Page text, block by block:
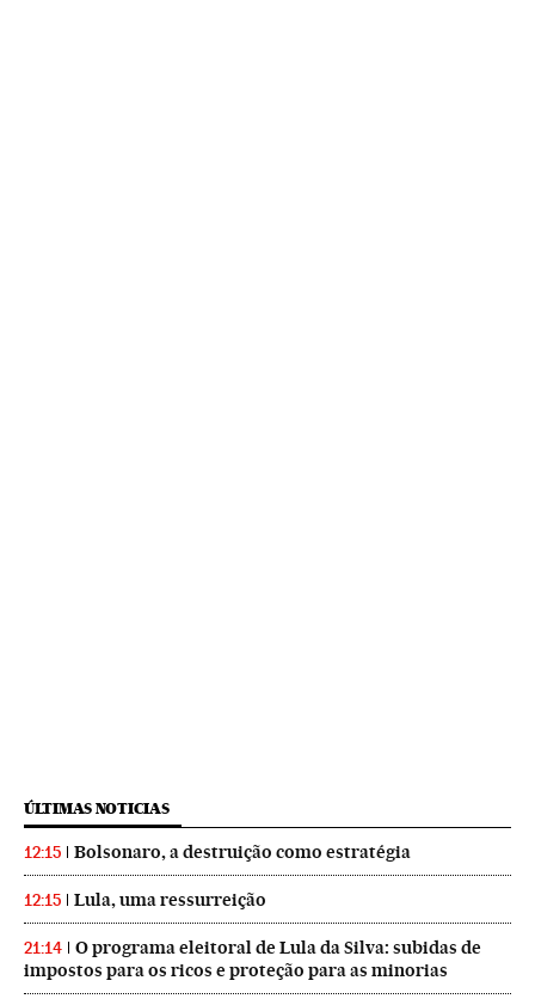
ÚLTIMAS NOTICIAS
12:15 Bolsonaro, a destruição como estratégia
12:15 Lula, uma ressurreição
21:14
O programa eleitoral de Lula da Silva: subidas de
impostos para os ricos e proteção para as minorias